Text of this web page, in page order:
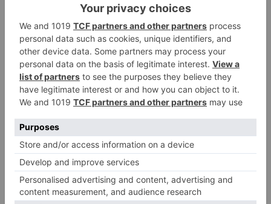
Un hombre de 80 años resulta
herido en Burgos tras la colisión
entre un turismo y un camión
4
La provincia de Burgos celebra
el día de su patrón
5
La Guardia Civil desmonta la
versión de un repartidor tras